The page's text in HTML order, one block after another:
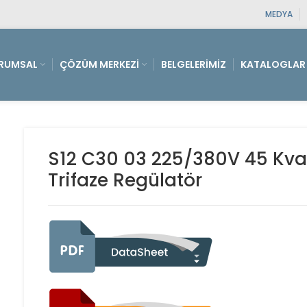
MEDYA
ÇÖZÜM MERKEZI BELGELERIMIZ KATALOGLAR
S12 C30 03 225/380V 45
Trifaze Regülatör